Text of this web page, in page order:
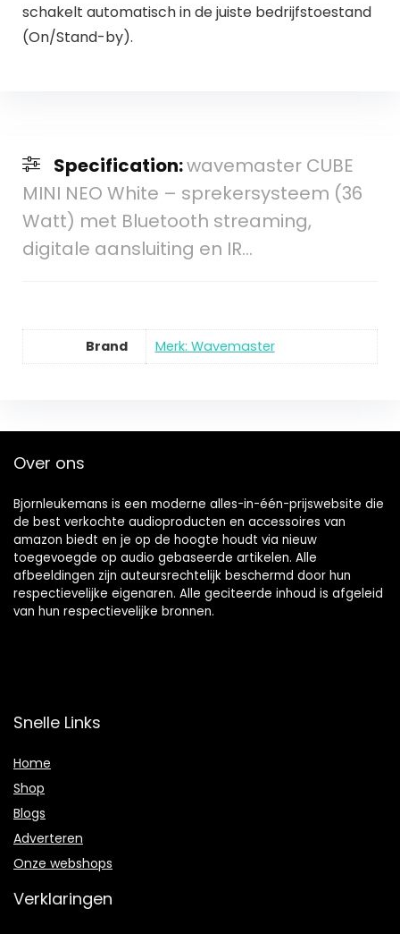
schakelt automatisch in de juiste bedrijfstoestand
(On/Stand-by).
Specification:wavemaster CUBE
MINI NEO White – sprekersysteem (36
Watt) met Bluetooth streaming,
digitale aansluiting en IR…
Brand Merk: Wavemaster
Over ons
Bjornleukemans is een moderne alles-in-één-prijswebsite die
de best verkochte audioproducten en accessoires van
amazon biedt en je op de hoogte houdt via nieuw
toegevoegde op audio gebaseerde artikelen. Alle
afbeeldingen zijn auteursrechtelijk beschermd door hun
respectievelijke eigenaren. Alle geciteerde inhoud is afgeleid
van hun respectievelijke bronnen.
Snelle Links
Home
Shop
Blogs
Adverteren
Onze webshops
Verklaringen